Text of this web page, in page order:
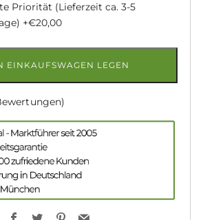
Priorität (Lieferzeit ca. 3-5
+€20,00
EINKAUFSWAGEN LEGEN
Facebook
TwitterPinterest